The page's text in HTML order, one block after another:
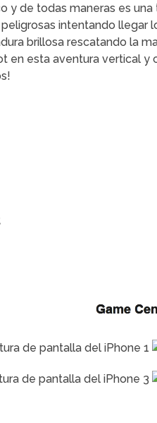
y de todas maneras es
intentando llegar
brillosa rescatando la
en esta aventura vertical